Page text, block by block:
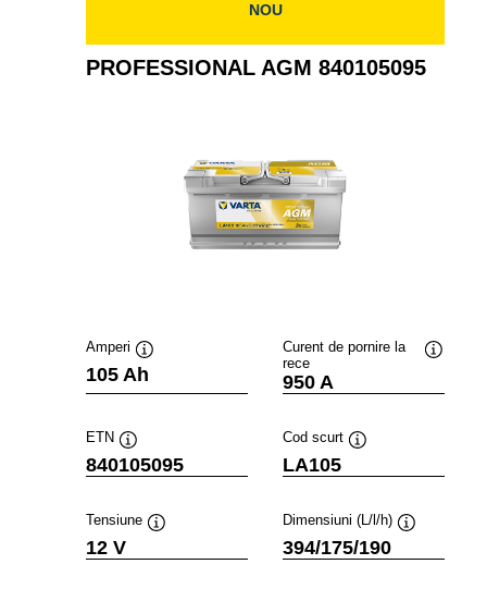
NOU
PROFESSIONAL AGM 840105095
Amperi
Tooltip
105 Ah
Curent de pornire la
rece
950 A
ETN
Tooltip
840105095
Cod scurt
LA105
Tensiune
12 V
Dimensiuni (L/l/h)
394/175/190